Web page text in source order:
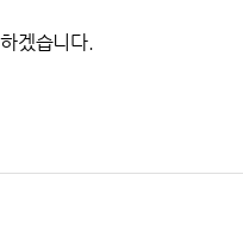
겠습니다.